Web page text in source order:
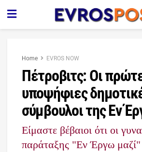
Home EVROS NOW
Πέτροβιτς: Οι
υποψήφιες
σύμβουλοι της Εν
Είμαστε βέβαιοι ότι οι
παράταξης "Εν Έργω μαζί"